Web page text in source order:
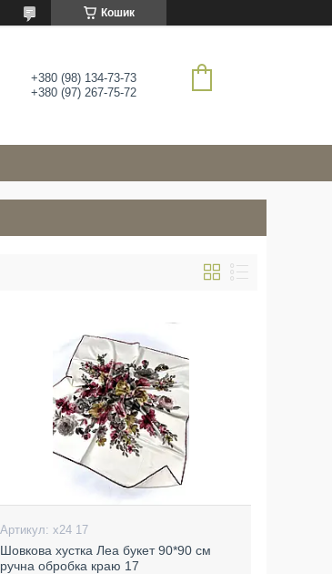
Кошик
+380 (98) 134-73-73
+380 (97) 267-75-72
х24 17
Шовкова хустка Леа букет 90*90 см
ручна обробка краю 17